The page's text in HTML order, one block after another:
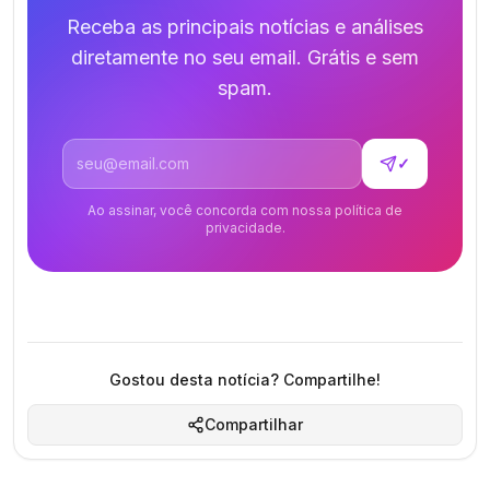
Receba as principais notícias e análises
diretamente no seu email. Grátis e sem
spam.
Endereço de email
✓
Ao assinar, você concorda com nossa política de
privacidade.
Gostou desta notícia? Compartilhe!
Compartilhar